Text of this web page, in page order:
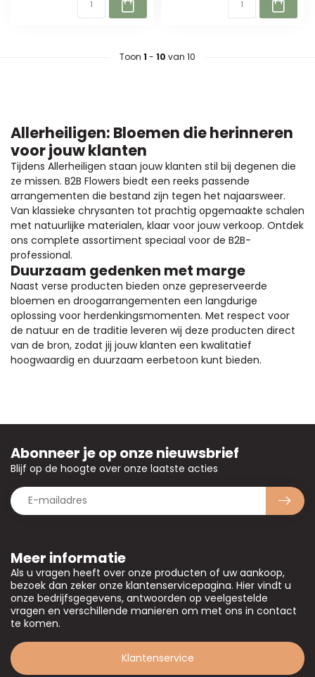
Toon 1 - 10 van 10
Allerheiligen: Bloemen die herinneren
voor jouw klanten
Tijdens Allerheiligen staan jouw klanten stil bij degenen die
ze missen. B2B Flowers biedt een reeks passende
arrangementen die bestand zijn tegen het najaarsweer.
Van klassieke chrysanten tot prachtig opgemaakte schalen
met natuurlijke materialen, klaar voor jouw verkoop. Ontdek
ons complete assortiment speciaal voor de B2B-
professional.
Duurzaam gedenken met marge
Naast verse producten bieden onze gepreserveerde
bloemen en droogarrangementen een langdurige
oplossing voor herdenkingsmomenten. Met respect voor
de natuur en de traditie leveren wij deze producten direct
van de bron, zodat jij jouw klanten een kwalitatief
hoogwaardig en duurzaam eerbetoon kunt bieden.
Meer informatie
Als u vragen heeft over onze producten of uw aankoop,
bezoek dan zeker onze klantenservicepagina. Hier vindt u
onze bedrijfsgegevens, antwoorden op veelgestelde
vragen en verschillende manieren om met ons in contact
te komen.
Klantenservice
Abonneer je op onze nieuwsbrief
Blijf op de hoogte over onze laatste acties